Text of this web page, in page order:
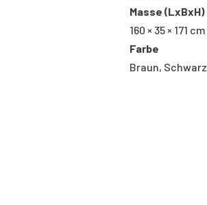
Masse (LxBxH)
160 × 35 × 171 cm
Farbe
Braun, Schwarz